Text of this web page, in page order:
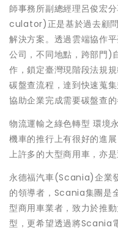
師事務所副總經理呂俊宏
culator)正是基於過去顧
解決方案。透過雲端協作
公司，不同地點，跨部門)
作，鎖定臺灣現階段法規
碳盤查流程，達到快速蒐
協助企業完成需要碳盤查的
物流運輸之綠色轉型 環境
機車的推行上有很好的進
上許多的大型商用車，亦
永德福汽車(Scania)企業
的領導者，Scania集團是
型商用車業者，致力於推
型，更希望透過將Scania